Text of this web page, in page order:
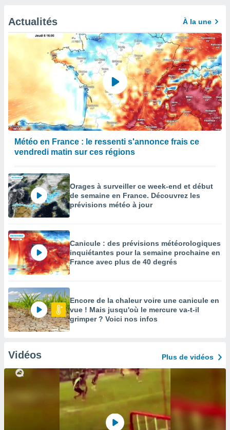
Actualités À la une
Météo en France : le ressenti s'annonce frais ce
vendredi matin sur ces régions
Orages à surveiller ce week-end et début
de semaine en France. Découvrez les
prévisions météo à jour
Canicule : des prévisions météorologiques
inquiétantes pour la semaine prochaine en
France avec plus de 40 degrés
Encore de la chaleur voire une canicule en
vue ! Mais jusqu'où le mercure va-t-il
grimper ? Voici nos infos
Vidéos Plus de vidéos